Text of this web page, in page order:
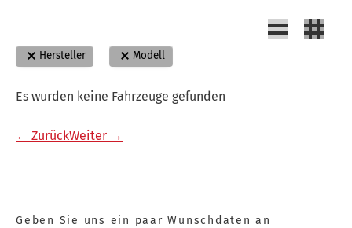
Hersteller Modell
Es wurden keine Fahrzeuge gefunden
← ZurückWeiter →
Geben Sie uns ein paar Wunschdaten an